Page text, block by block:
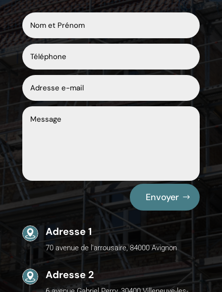
Envoyer
Adresse 1
70 avenue de l'arrousaire, 84000 Avignon
Adresse 2